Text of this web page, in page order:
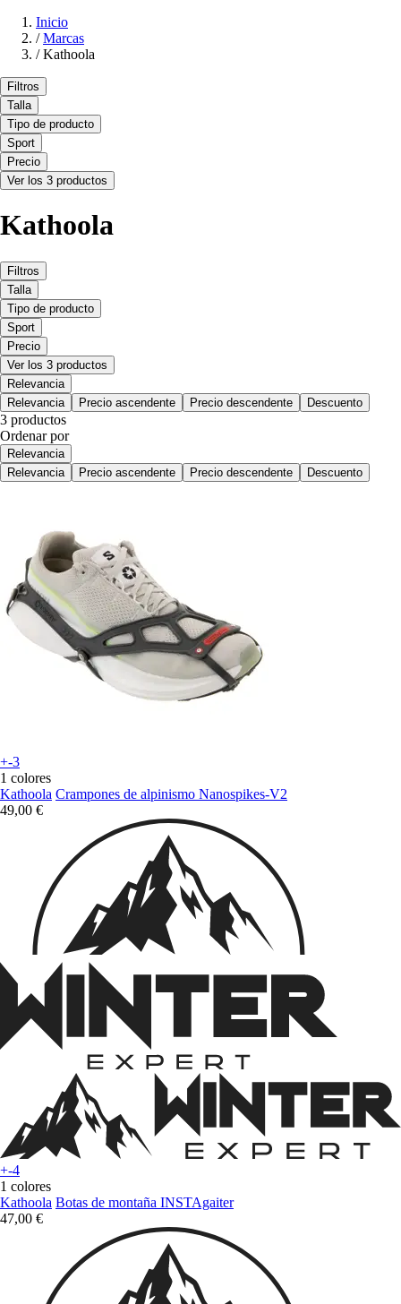
Inicio
/ Marcas
/ Kathoola
Filtros
Talla
Tipo de producto
Sport
Precio
Ver los 3 productos
Kathoola
Filtros
Talla
Tipo de producto
Sport
Precio
Ver los 3 productos
Relevancia
Relevancia
Precio ascendente Precio descendente Descuento
3 productos
Ordenar por
Relevancia
Relevancia
Precio ascendente Precio descendente Descuento
+-3
1 colores
Kathoola Crampones de alpinismo Nanospikes-V2
49,00 €
+-4
1 colores
Kathoola Botas de montaña INSTAgaiter
47,00 €